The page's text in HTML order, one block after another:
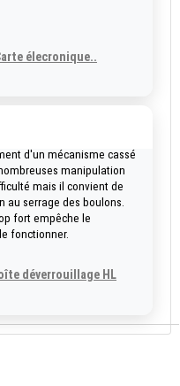
élecronique..
d'un mécanisme cassé
manipulation
mais il convient de
au serrage des boulons.
fort empêche le
fonctionner.
déverrouillage HL